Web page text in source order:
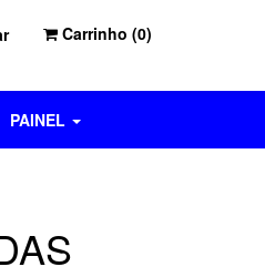
Carrinho (0)
PAINEL